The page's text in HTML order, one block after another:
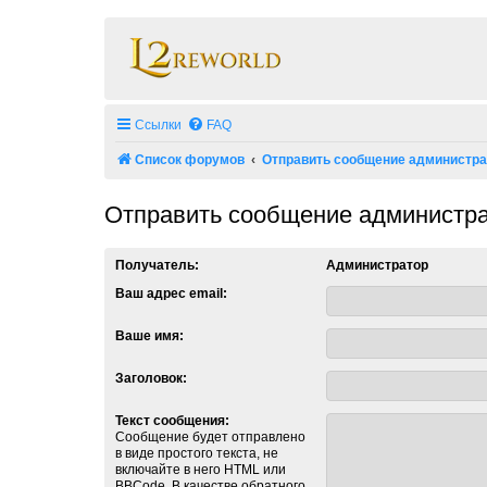
Ссылки FAQ
Список форумов Отправить сообщение
Отправить сообщение
Получатель:
Администратор
Ваш адрес email:
Ваше имя:
Заголовок:
Текст сообщения:
Сообщение будет отправлено
в виде простого текста, не
включайте в него HTML или